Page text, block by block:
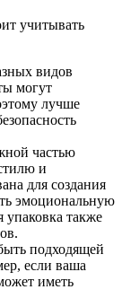
учитывать
видов
могут
лучше
частью
и
для создания
эмоциональную
упаковка также
подходящей
если ваша
иметь